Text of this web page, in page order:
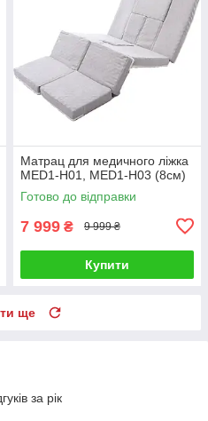
Матрац для медичного ліжка
MED1-Н01, MED1-Н03 (8см)
Готово до відправки
7 999 ₴ 9 999 ₴
Купити
ще
за рік